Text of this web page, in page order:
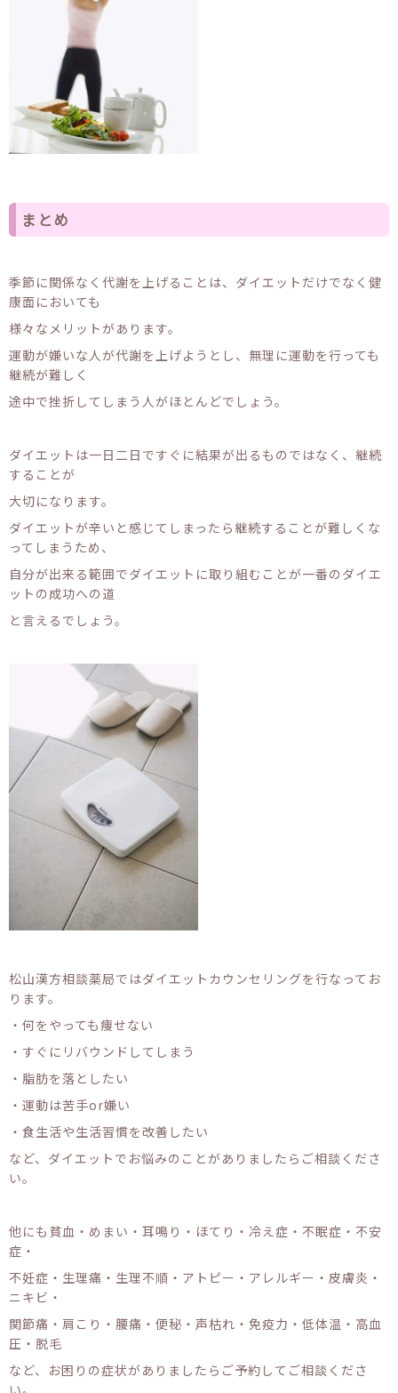
まとめ
季節に関係なく代謝を上げることは、ダイエットだけでなく健
康面においても
様々なメリットがあります。
運動が嫌いな人が代謝を上げようとし、無理に運動を行っても
継続が難しく
途中で挫折してしまう人がほとんどでしょう。
ダイエットは一日二日ですぐに結果が出るものではなく、継続
することが
大切になります。
ダイエットが辛いと感じてしまったら継続することが難しくな
ってしまうため、
自分が出来る範囲でダイエットに取り組むことが一番のダイエ
ットの成功への道
と言えるでしょう。
松山漢方相談薬局ではダイエットカウンセリングを行なってお
ります。
・何をやっても痩せない
・すぐにリバウンドしてしまう
・脂肪を落としたい
・運動は苦手or嫌い
・食生活や生活習慣を改善したい
など、ダイエットでお悩みのことがありましたらご相談くださ
い。
他にも貧血・めまい・耳鳴り・ほてり・冷え症・不眠症・不安
症・
不妊症・生理痛・生理不順・アトピー・アレルギー・皮膚炎・
ニキビ・
関節痛・肩こり・腰痛・便秘・声枯れ・免疫力・低体温・高血
圧・脱毛
など、お困りの症状がありましたらご予約してご相談くださ
い。